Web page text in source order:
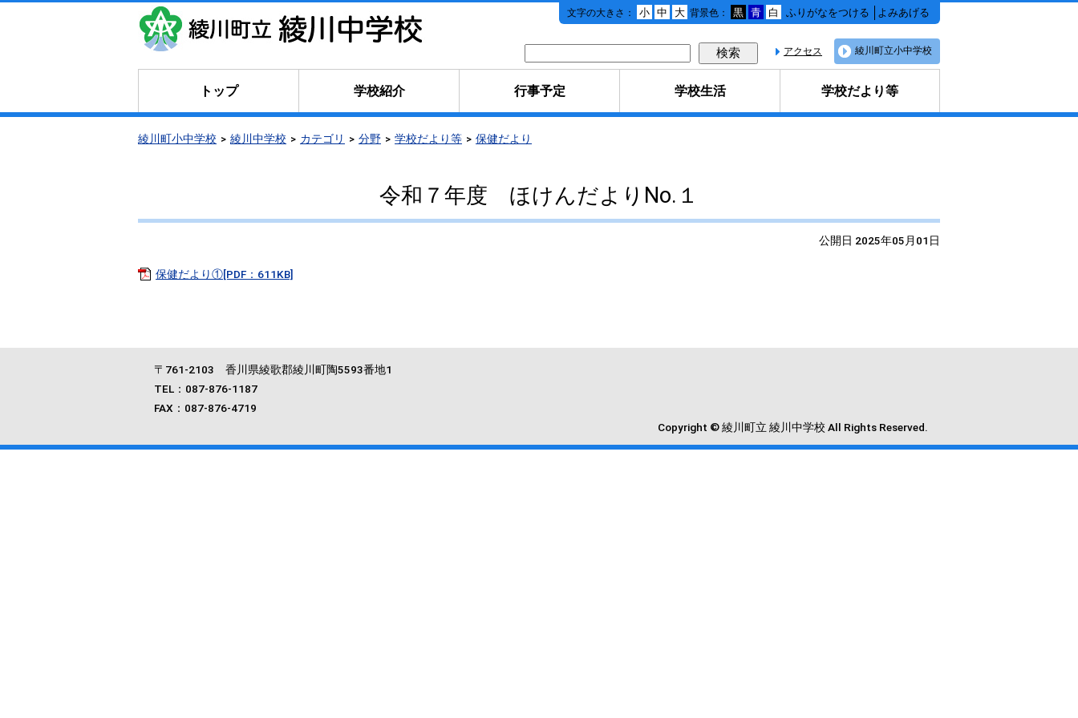
本
移
動
文字の大きさ： 小 中 大 背景色： 黒 青 白 ふりがなをつける よみあげる
アクセス 綾川町立小中学校
トップ 学校紹介 行事予定 学校生活 学校だより等
綾川町小中学校 綾川中学校 カテゴリ 分野 学校だより等 保健だより
令和７年度 ほけんだよりNo.１
公開日 2025年05月01日
保健だより①[PDF：611KB]
〒761‐2103 香川県綾歌郡綾川町陶5593番地1
TEL：087-876-1187
FAX：087-876-4719
Copyright © 綾川町立 綾川中学校 All Rights Reserved.